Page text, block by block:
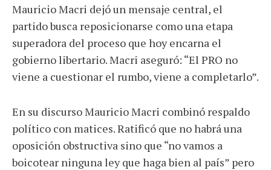
Mauricio Macri dejó un mensaje central, el
partido busca reposicionarse como una etapa
superadora del proceso que hoy encarna el
gobierno libertario. Macri aseguró: “El PRO no
viene a cuestionar el rumbo, viene a completarlo”.
En su discurso Mauricio Macri combinó respaldo
político con matices. Ratificó que no habrá una
oposición obstructiva sino que “no vamos a
boicotear ninguna ley que haga bien al país” pero